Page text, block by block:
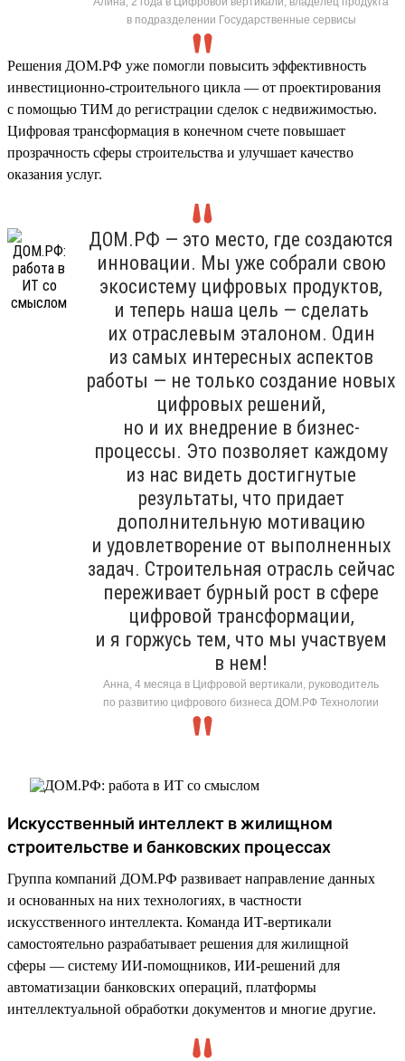
в подразделении Государственные сервисы
Решения ДОМ.РФ уже помогли повысить эффективность
инвестиционно-строительного цикла — от проектирования
с помощью ТИМ до регистрации сделок с недвижимостью.
Цифровая трансформация в конечном счете повышает
прозрачность сферы строительства и улучшает качество
оказания услуг.
ДОМ.РФ — это место, где создаются
инновации. Мы уже собрали свою
экосистему цифровых продуктов,
и теперь наша цель — сделать
их отраслевым эталоном. Один
из самых интересных аспектов
работы — не только создание новых
цифровых решений,
но и их внедрение в бизнес-
процессы. Это позволяет каждому
из нас видеть достигнутые
результаты, что придает
дополнительную мотивацию
и удовлетворение от выполненных
задач. Строительная отрасль сейчас
переживает бурный рост в сфере
цифровой трансформации,
и я горжусь тем, что мы участвуем
в нем!
Анна, 4 месяца в Цифровой вертикали, руководитель
по развитию цифрового бизнеса ДОМ.РФ Технологии
Искусственный интеллект в жилищном
строительстве и банковских процессах
Группа компаний ДОМ.РФ развивает направление данных
и основанных на них технологиях, в частности
искусственного интеллекта. Команда ИТ-вертикали
самостоятельно разрабатывает решения для жилищной
сферы — систему ИИ-помощников, ИИ-решений для
автоматизации банковских операций, платформы
интеллектуальной обработки документов и многие другие.